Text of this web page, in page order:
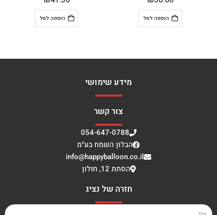
הוספה לסל הוספה לסל
מידע שימושי
צור קשר
054-647-0788
הבלון השמח בע"מ
info@happyballoon.co.il
הסתת 12, חולון
חזרה של נציג